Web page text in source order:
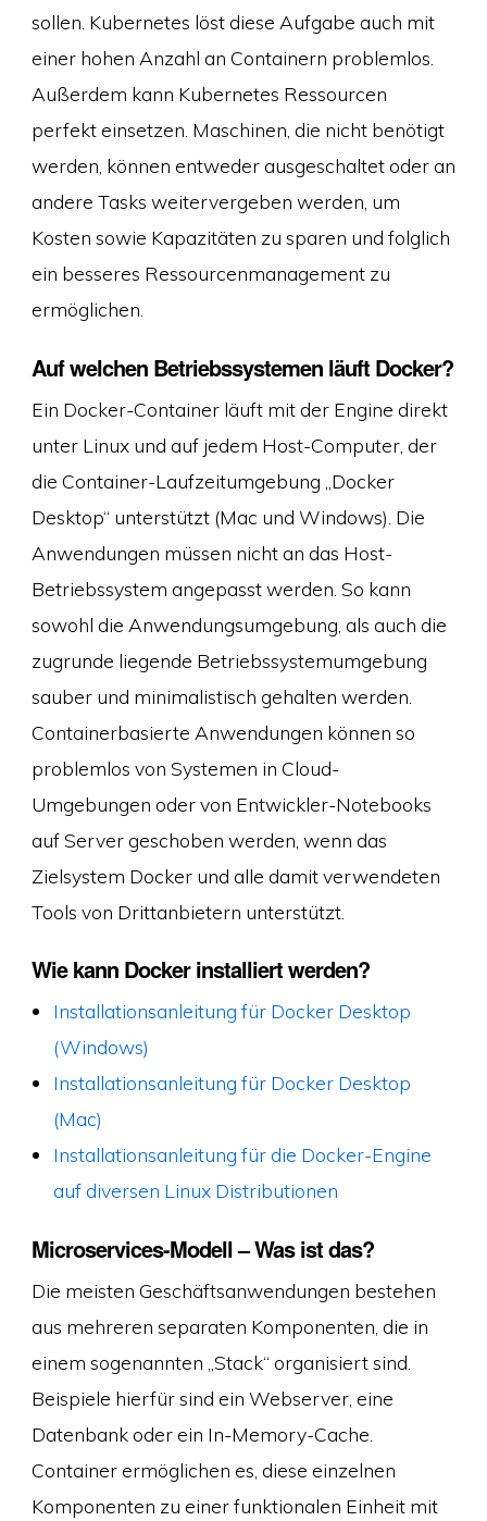
sollen. Kubernetes löst diese Aufgabe auch mit
einer hohen Anzahl an Containern problemlos.
Außerdem kann Kubernetes Ressourcen
perfekt einsetzen. Maschinen, die nicht benötigt
werden, können entweder ausgeschaltet oder an
andere Tasks weitervergeben werden, um
Kosten sowie Kapazitäten zu sparen und folglich
ein besseres Ressourcenmanagement zu
ermöglichen.
Auf welchen Betriebssystemen läuft Docker?
Ein Docker-Container läuft mit der Engine direkt
unter Linux und auf jedem Host-Computer, der
die Container-Laufzeitumgebung „Docker
Desktop“ unterstützt (Mac und Windows). Die
Anwendungen müssen nicht an das Host-
Betriebssystem angepasst werden. So kann
sowohl die Anwendungsumgebung, als auch die
zugrunde liegende Betriebssystemumgebung
sauber und minimalistisch gehalten werden.
Containerbasierte Anwendungen können so
problemlos von Systemen in Cloud-
Umgebungen oder von Entwickler-Notebooks
auf Server geschoben werden, wenn das
Zielsystem Docker und alle damit verwendeten
Tools von Drittanbietern unterstützt.
Wie kann Docker installiert werden?
Installationsanleitung für Docker Desktop
(Windows)
Installationsanleitung für Docker Desktop
(Mac)
Installationsanleitung für die Docker-Engine
auf diversen Linux Distributionen
Microservices-Modell – Was ist das?
Die meisten Geschäftsanwendungen bestehen
aus mehreren separaten Komponenten, die in
einem sogenannten „Stack“ organisiert sind.
Beispiele hierfür sind ein Webserver, eine
Datenbank oder ein In-Memory-Cache.
Container ermöglichen es, diese einzelnen
Komponenten zu einer funktionalen Einheit mit